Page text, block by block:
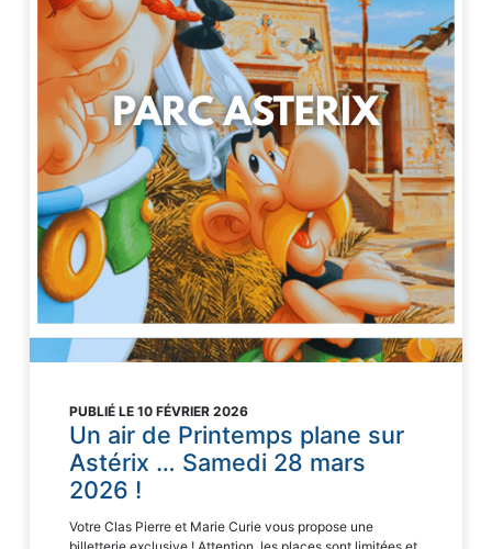
PUBLIÉ LE 10 FÉVRIER 2026
Un air de Printemps plane sur
Astérix … Samedi 28 mars
2026 !
Votre Clas Pierre et Marie Curie vous propose une